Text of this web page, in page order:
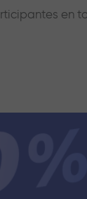
en